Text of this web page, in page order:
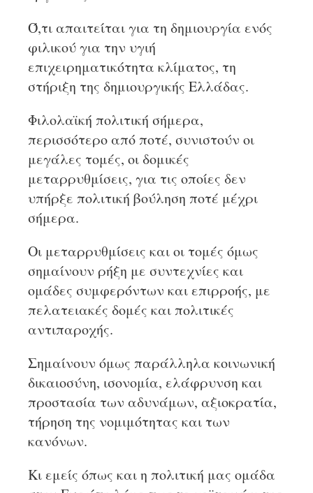
Ό,τι απαιτείται για τη δημιουργία ενός
φιλικού για την υγιή
επιχειρηματικότητα κλίματος, τη
στήριξη της δημιουργικής Ελλάδας.
Φιλολαϊκή πολιτική σήμερα,
περισσότερο από ποτέ, συνιστούν οι
μεγάλες τομές, οι δομικές
μεταρρυθμίσεις, για τις οποίες δεν
υπήρξε πολιτική βούληση ποτέ μέχρι
σήμερα.
Οι μεταρρυθμίσεις και οι τομές όμως
σημαίνουν ρήξη με συντεχνίες και
ομάδες συμφερόντων και επιρροής, με
πελατειακές δομές και πολιτικές
αντιπαροχής.
Σημαίνουν όμως παράλληλα κοινωνική
δικαιοσύνη, ισονομία, ελάφρυνση και
προστασία των αδυνάμων, αξιοκρατία,
τήρηση της νομιμότητας και των
κανόνων.
Κι εμείς όπως και η πολιτική μας ομάδα